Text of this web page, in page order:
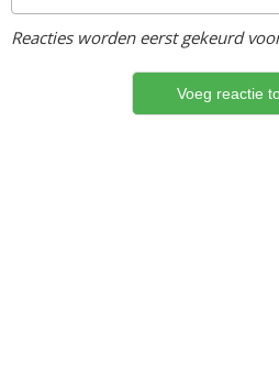
Reacties worden eerst gekeurd